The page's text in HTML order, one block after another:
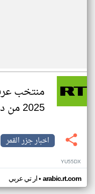
منتخب
2025 من دور المجموعات
اخبار جزر القمر
YU55DX
ار تي عربي• arabic.rt.com